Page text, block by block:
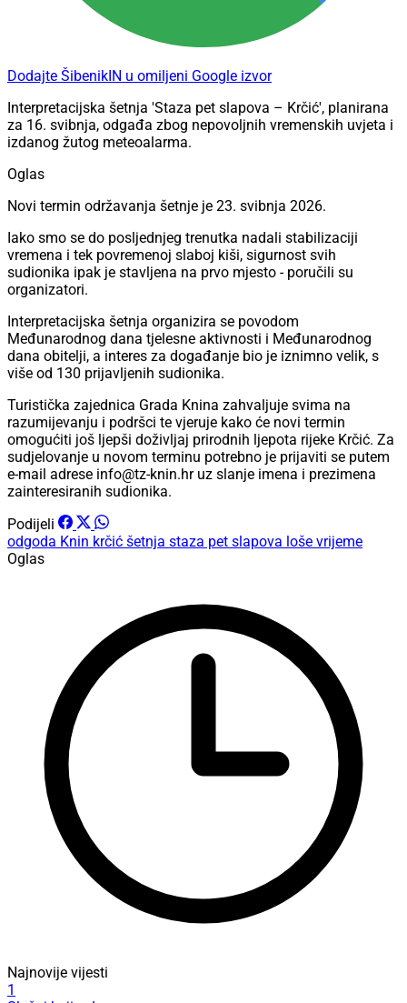
Dodajte ŠibenikIN u omiljeni Google izvor
Interpretacijska šetnja 'Staza pet slapova – Krčić', planirana
za 16. svibnja, odgađa zbog nepovoljnih vremenskih uvjeta i
izdanog žutog meteoalarma.
Oglas
Novi termin održavanja šetnje je 23. svibnja 2026.
Iako smo se do posljednjeg trenutka nadali stabilizaciji
vremena i tek povremenoj slaboj kiši, sigurnost svih
sudionika ipak je stavljena na prvo mjesto - poručili su
organizatori.
Interpretacijska šetnja organizira se povodom
Međunarodnog dana tjelesne aktivnosti i Međunarodnog
dana obitelji, a interes za događanje bio je iznimno velik, s
više od 130 prijavljenih sudionika.
Turistička zajednica Grada Knina zahvaljuje svima na
razumijevanju i podršci te vjeruje kako će novi termin
omogućiti još ljepši doživljaj prirodnih ljepota rijeke Krčić. Za
sudjelovanje u novom terminu potrebno je prijaviti se putem
e-mail adrese info@tz-knin.hr uz slanje imena i prezimena
zainteresiranih sudionika.
Podijeli
odgoda Knin krčić šetnja staza pet slapova loše vrijeme
Oglas
Najnovije vijesti
1